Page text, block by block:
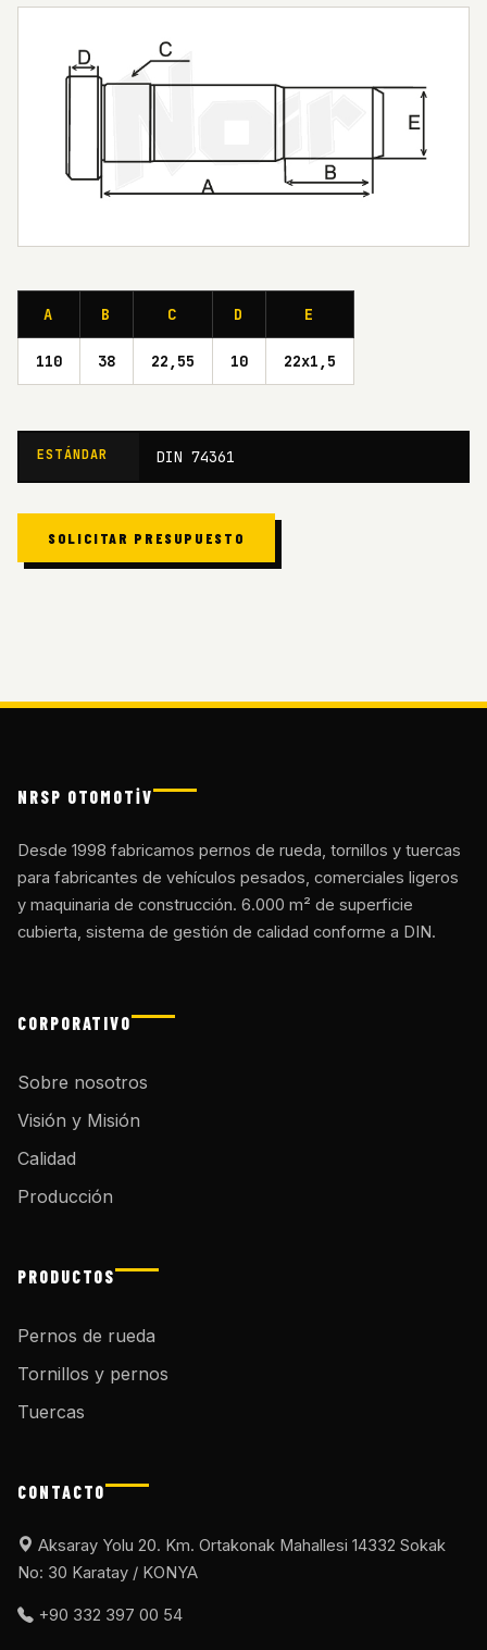
A B C D E
110 38 22,55 10 22x1,5
ESTÁNDAR DIN 74361
SOLICITAR PRESUPUESTO
NRSP OTOMOTİV
Desde 1998 fabricamos pernos de rueda, tornillos y tuercas
para fabricantes de vehículos pesados, comerciales ligeros
y maquinaria de construcción. 6.000 m² de superficie
cubierta, sistema de gestión de calidad conforme a DIN.
CORPORATIVO
Sobre nosotros
Visión y Misión
Calidad
Producción
PRODUCTOS
Pernos de rueda
Tornillos y pernos
Tuercas
CONTACTO
Aksaray Yolu 20. Km. Ortakonak Mahallesi 14332 Sokak
No: 30 Karatay / KONYA
+90 332 397 00 54